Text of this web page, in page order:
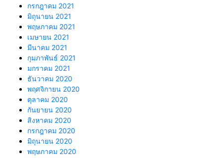
กรกฎาคม 2021
มิถุนายน 2021
พฤษภาคม 2021
เมษายน 2021
มีนาคม 2021
กุมภาพันธ์ 2021
มกราคม 2021
ธันวาคม 2020
พฤศจิกายน 2020
ตุลาคม 2020
กันยายน 2020
สิงหาคม 2020
กรกฎาคม 2020
มิถุนายน 2020
พฤษภาคม 2020